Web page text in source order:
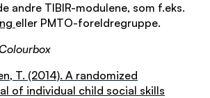
andre TIBIR-modulene, som f.eks.
eller PMTO-foreldregruppe.
T. (2014). A randomized
of individual child social skills